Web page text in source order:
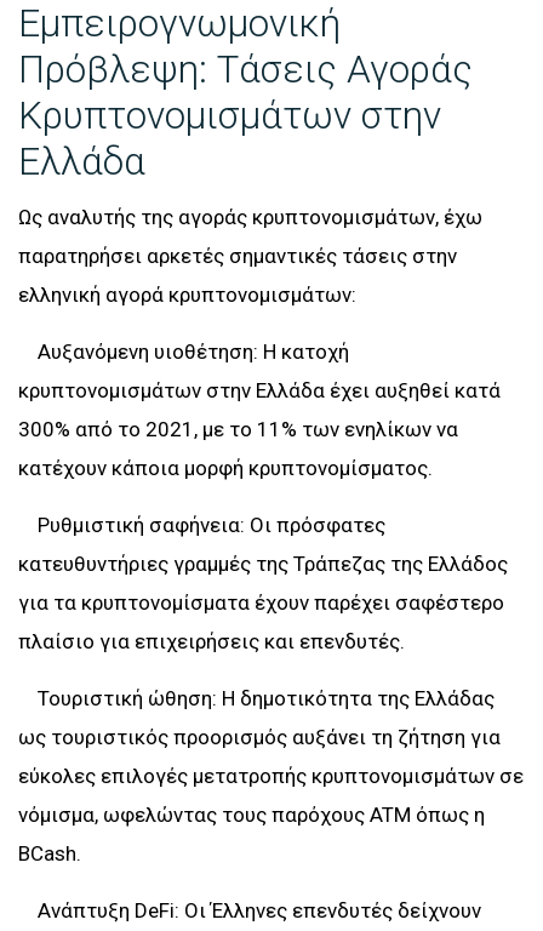
Εμπειρογνωμονική
Πρόβλεψη: Τάσεις Αγοράς
Κρυπτονομισμάτων στην
Ελλάδα
Ως αναλυτής της αγοράς κρυπτονομισμάτων, έχω
παρατηρήσει αρκετές σημαντικές τάσεις στην
ελληνική αγορά κρυπτονομισμάτων:
Αυξανόμενη υιοθέτηση: Η κατοχή
κρυπτονομισμάτων στην Ελλάδα έχει αυξηθεί κατά
300% από το 2021, με το 11% των ενηλίκων να
κατέχουν κάποια μορφή κρυπτονομίσματος.
Ρυθμιστική σαφήνεια: Οι πρόσφατες
κατευθυντήριες γραμμές της Τράπεζας της Ελλάδος
για τα κρυπτονομίσματα έχουν παρέχει σαφέστερο
πλαίσιο για επιχειρήσεις και επενδυτές.
Τουριστική ώθηση: Η δημοτικότητα της Ελλάδας
ως τουριστικός προορισμός αυξάνει τη ζήτηση για
εύκολες επιλογές μετατροπής κρυπτονομισμάτων σε
νόμισμα, ωφελώντας τους παρόχους ATM όπως η
BCash.
Ανάπτυξη DeFi: Οι Έλληνες επενδυτές δείχνουν